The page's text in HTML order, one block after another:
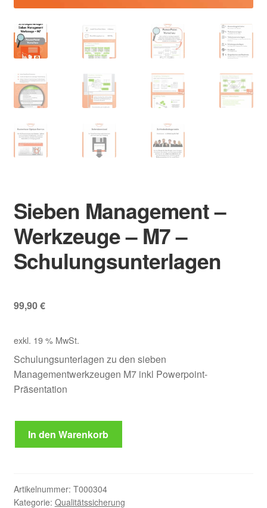
Sieben Management –
Werkzeuge – M7 –
Schulungsunterlagen
99,90€
exkl. 19 % MwSt.
Schulungsunterlagen zu den sieben
Managementwerkzeugen M7 inkl Powerpoint-
Präsentation
Management
-
M7
In den Warenkorb
Artikelnummer: T000304
Kategorie: Qualitätssicherung